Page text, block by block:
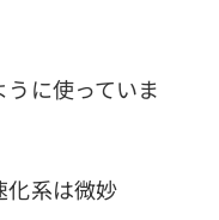
に使っていま
化系は微妙